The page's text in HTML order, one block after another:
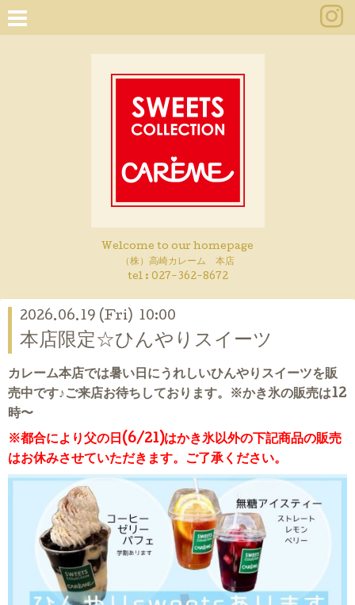
Welcome to our homepage
（株）高崎カレーム 本店
tel : 027-362-8672
2026.06.19 (Fri) 10:00
本店限定☆ひんやりスイーツ
カレーム本店では暑い日にうれしいひんやりスイーツを販
売中です♪ご来店お待ちしております。
※かき氷の販売は12
時〜
※都合により父の日(6/21)はかき氷以外の下記商品の販売
はお休みさせていただきます。ご了承ください。